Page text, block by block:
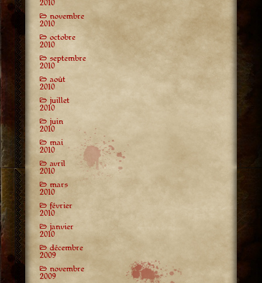
2010
novembre
2010
octobre
2010
septembre
2010
août
2010
juillet
2010
juin
2010
mai
2010
avril
2010
mars
2010
février
2010
janvier
2010
décembre
2009
novembre
2009